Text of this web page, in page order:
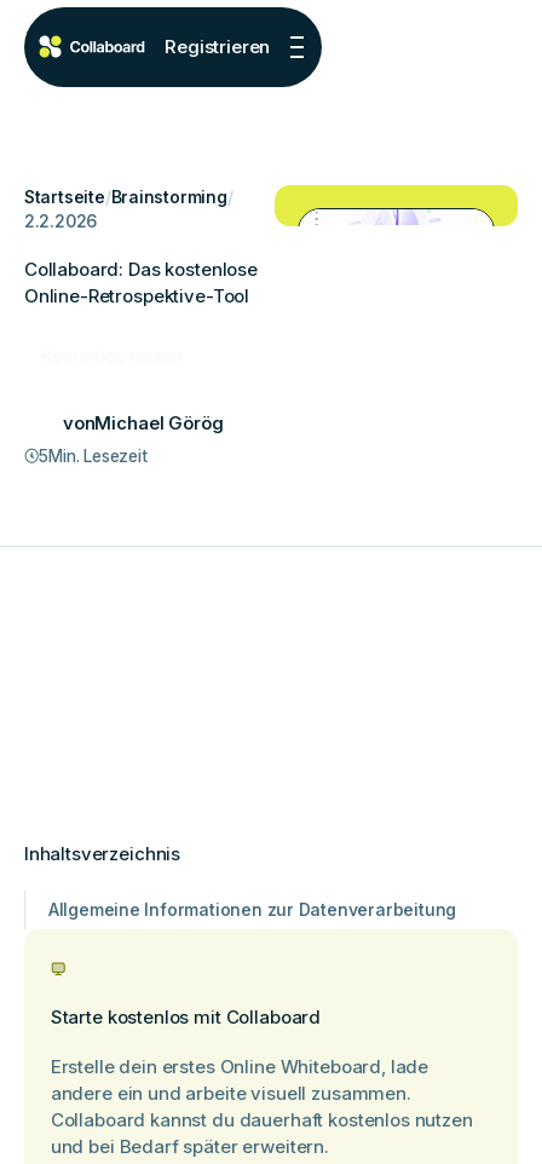
Registrieren
Startseite/Brainstorming/
2.2.2026
Collaboard: Das kostenlose
Online-Retrospektive-Tool
vonMichael Görög
5Min. Lesezeit
Inhaltsverzeichnis
Allgemeine Informationen zur Datenverarbeitung
Starte kostenlos mit Collaboard
Erstelle dein erstes Online Whiteboard, lade
andere ein und arbeite visuell zusammen.
Collaboard kannst du dauerhaft kostenlos nutzen
und bei Bedarf später erweitern.